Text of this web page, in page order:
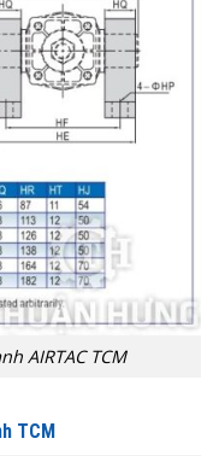
AIRTAC TCM
TCM